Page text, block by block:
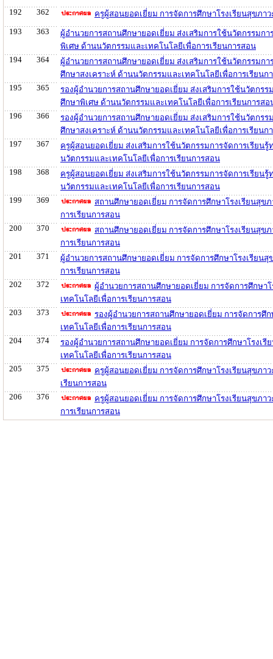
192 362
ครูผู้สอนยอดเยี่ยม การจัดการศึกษาโรงเรียนสุขภ
193
363
ผู้อำนวยการสถานศึกษายอดเยี่ยม ส่งเสริมการใช้นวัตกรรมก
พิเศษ ด้านนวัตกรรมและเทคโนโลยีเพื่อการเรียนการสอน
194
364
ผู้อำนวยการสถานศึกษายอดเยี่ยม ส่งเสริมการใช้นวัตกรรมกา
ศึกษาสงเคราะห์ ด้านนวัตกรรมและเทคโนโลยีเพื่อการเรียนก
195
365
รองผู้อำนวยการสถานศึกษายอดเยี่ยม ส่งเสริมการใช้นวัตกรร
ศึกษาพิเศษ ด้านนวัตกรรมและเทคโนโลยีเพื่อการเรียนการสอ
196
366
รองผู้อำนวยการสถานศึกษายอดเยี่ยม ส่งเสริมการใช้นวัตกรร
ศึกษาสงเคราะห์ ด้านนวัตกรรมและเทคโนโลยีเพื่อการเรียนก
197
367
ครูผู้สอนยอดเยี่ยม ส่งเสริมการใช้นวัตกรรมการจัดการเรียน
นวัตกรรมและเทคโนโลยีเพื่อการเรียนการสอน
198
368
ครูผู้สอนยอดเยี่ยม ส่งเสริมการใช้นวัตกรรมการจัดการเรียน
นวัตกรรมและเทคโนโลยีเพื่อการเรียนการสอน
199
369
สถานศึกษายอดเยี่ยม การจัดการศึกษาโรงเรียนสุข
การเรียนการสอน
200
370
สถานศึกษายอดเยี่ยม การจัดการศึกษาโรงเรียนสุข
การเรียนการสอน
201
371
ผู้อำนวยการสถานศึกษายอดเยี่ยม การจัดการศึกษาโรงเรียน
การเรียนการสอน
202
372
ผู้อำนวยการสถานศึกษายอดเยี่ยม การจัดการศึกษา
เทคโนโลยีเพื่อการเรียนการสอน
203
373
รองผู้อำนวยการสถานศึกษายอดเยี่ยม การจัดการศึ
เทคโนโลยีเพื่อการเรียนการสอน
204
374
รองผู้อำนวยการสถานศึกษายอดเยี่ยม การจัดการศึกษาโรงเ
เทคโนโลยีเพื่อการเรียนการสอน
205
375
ครูผู้สอนยอดเยี่ยม การจัดการศึกษาโรงเรียนสุขภา
เรียนการสอน
206
376
ครูผู้สอนยอดเยี่ยม การจัดการศึกษาโรงเรียนสุขภา
การเรียนการสอน